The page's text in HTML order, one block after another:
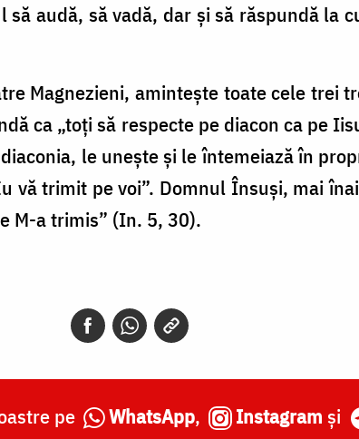
audă, să vadă, dar şi să răspundă la
Magnezieni, aminteşte toate cele trei
ca „toţi să respecte pe diacon ca pe
le uneşte şi le întemeiază în
vă trimit pe voi”. Domnul Însuşi, mai
M-a trimis” (In. 5, 30).
pe WhatsApp, Instagram și